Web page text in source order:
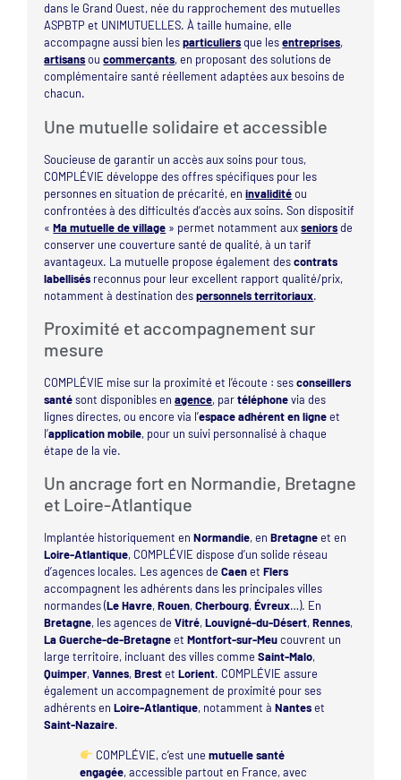
dans le Grand Ouest, née du rapprochement des mutuelles
ASPBTP et UNIMUTUELLES. À taille humaine, elle
accompagne aussi bien lesparticuliersque lesentreprises,
artisansoucommerçants, en proposant des solutions de
complémentaire santé réellement adaptées aux besoins de
chacun.
Une mutuelle solidaire et accessible
Soucieuse de garantir un accès aux soins pour tous,
COMPLÉVIE développe des offres spécifiques pour les
personnes en situation de précarité, eninvaliditéou
confrontées à des difficultés d’accès aux soins. Son dispositif
«Ma mutuelle de village » permet notamment auxseniorsde
conserver une couverture santé de qualité, à un tarif
avantageux. La mutuelle propose également descontrats
labellisés reconnus pour leur excellent rapport qualité/prix,
notamment à destination despersonnels territoriaux.
Proximité et accompagnement sur
mesure
COMPLÉVIE mise sur la proximité et l’écoute : sesconseillers
santésont disponibles enagence, partéléphonevia des
lignes directes, ou encore via l’espace adhérent en ligneet
l’application mobile, pour un suivi personnalisé à chaque
étape de la vie.
Un ancrage fort en Normandie, Bretagne
et Loire-Atlantique
Implantée historiquement enNormandie, enBretagneet en
Loire-Atlantique, COMPLÉVIE dispose d’un solide réseau
d’agences locales. Les agences deCaenetFlers
accompagnent les adhérents dans les principales villes
normandes (Le Havre,Rouen,Cherbourg,Évreux…). En
Bretagne, les agences deVitré,Louvigné-du-Désert,Rennes,
La Guerche-de-BretagneetMontfort-sur-Meucouvrent un
large territoire, incluant des villes commeSaint-Malo,
Quimper,Vannes,BrestetLorient. COMPLÉVIE assure
également un accompagnement de proximité pour ses
adhérents enLoire-Atlantique, notamment àNanteset
Saint-Nazaire.
COMPLÉVIE, c’est une mutuelle santé
engagée, accessible partout en France, avec